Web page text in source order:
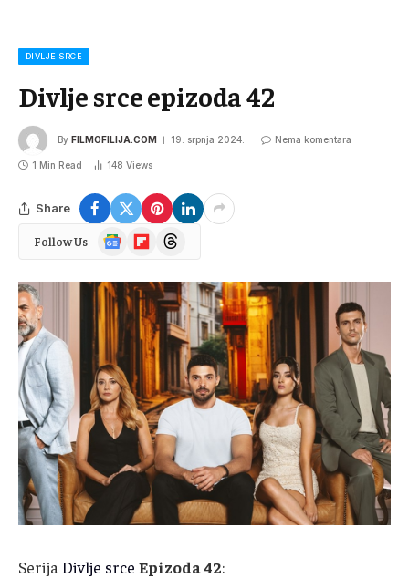
DIVLJE SRCE
Divlje srce epizoda 42
By FILMOFILIJA.COM 19. srpnja 2024. Nema komentara
1 Min Read 148 Views
Share
Follow Us
Google
News
FlipboardThreads
Serija Divlje srce Epizoda 42: